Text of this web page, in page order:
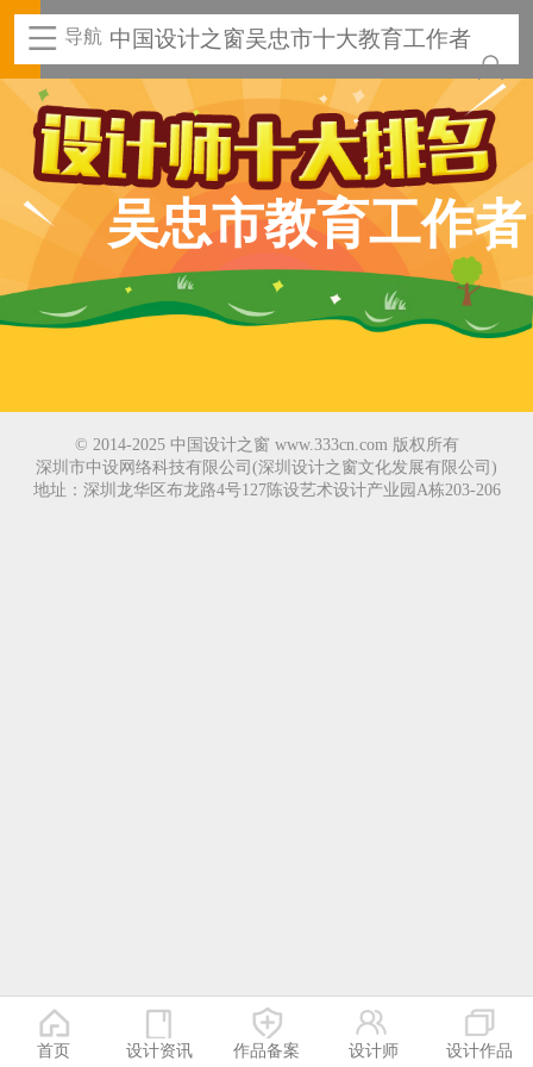
导航 中国设计之窗吴忠市十大教育工作者
吴忠市教育工作者
© 2014-2025 中国设计之窗 www.333cn.com 版权所有
深圳市中设网络科技有限公司(深圳设计之窗文化发展有限公司)
地址：深圳龙华区布龙路4号127陈设艺术设计产业园A栋203-206
首页 设计资讯 作品备案 设计师 设计作品